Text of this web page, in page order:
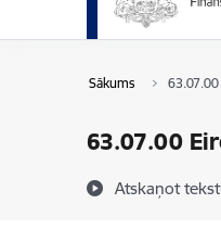
Sākums
63.07.00
Atskaņot